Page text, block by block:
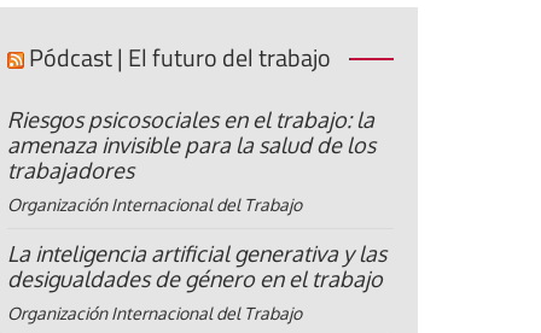
Pódcast | El futuro del trabajo
Riesgos psicosociales en el trabajo: la
amenaza invisible para la salud de los
trabajadores
Organización Internacional del Trabajo
La inteligencia artificial generativa y las
desigualdades de género en el trabajo
Organización Internacional del Trabajo